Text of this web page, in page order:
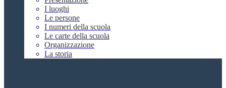
I luoghi
Le persone
I numeri della scuola
Le carte della scuola
Organizzazione
La storia